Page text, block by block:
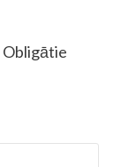
Obligātie